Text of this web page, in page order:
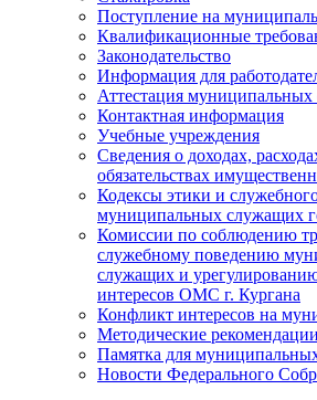
Поступление на
Квалификационные
Законодательство
Информация для
Аттестация
Контактная информация
Учебные учреждения
Сведения о доходах,
обязательствах
Кодексы этики и
муниципальных служащих
Комиссии по соблюдению
служебному поведению
служащих и
интересов ОМС г. Кургана
Конфликт интересов на
Методические рекомендации
Памятка для
Новости Федерального